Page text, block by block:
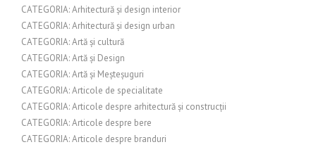
CATEGORIA: Arhitectură și design interior
CATEGORIA: Arhitectură și design urban
CATEGORIA: Artă și cultură
CATEGORIA: Artă și Design
CATEGORIA: Artă și Meșteșuguri
CATEGORIA: Articole de specialitate
CATEGORIA: Articole despre arhitectură și construcții
CATEGORIA: Articole despre bere
CATEGORIA: Articole despre branduri